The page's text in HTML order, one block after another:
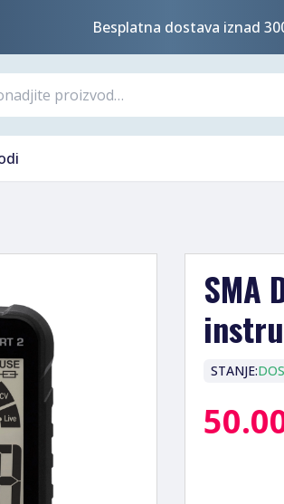
Besplatna dostava iznad
SMA
STANJE: